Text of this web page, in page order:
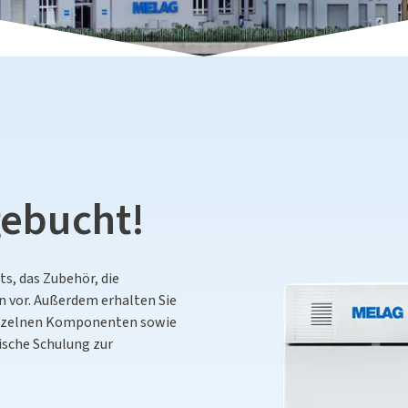
das Zubehör, die
Außerdem erhalten Sie
Komponenten sowie
Schulung zur